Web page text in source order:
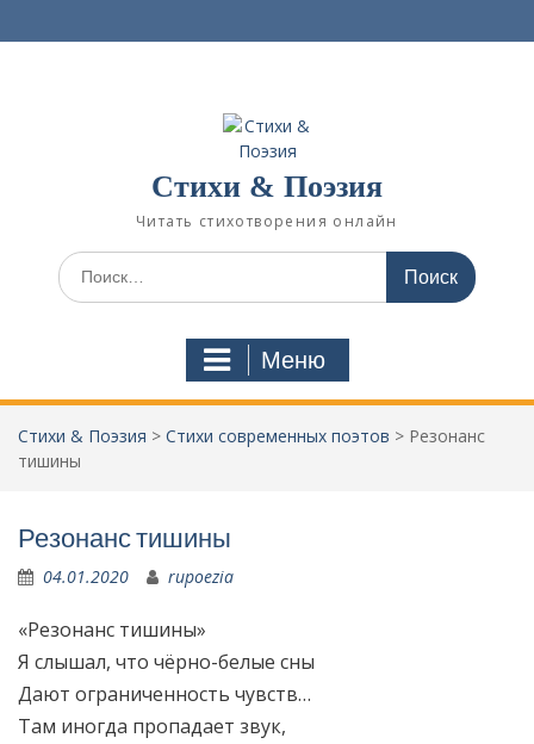
е
о
Стихи & Поэзия
Читать стихотворения онлайн
И
с
Меню
Стихи & Поэзия > Стихи современных поэтов > Резонанс
тишины
Резонанс тишины
04.01.2020 rupoezia
«Резонанс тишины»
Я слышал, что чёрно-белые сны
Дают ограниченность чувств…
Там иногда пропадает звук,